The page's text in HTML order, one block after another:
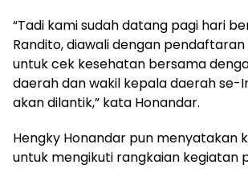
“Tadi kami sudah datang pagi hari
Randito, diawali dengan
untuk cek kesehatan bersama
daerah dan wakil kepala daerah se-
akan dilantik,” kata Honandar.
Hengky Honandar pun menyatakan
untuk mengikuti rangkaian kegiatan